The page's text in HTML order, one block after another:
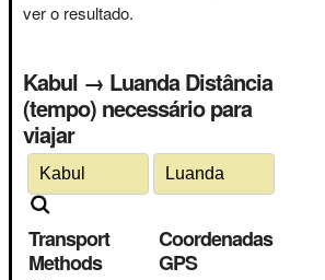
ver o resultado.
Kabul → Luanda Distância
(tempo) necessário para
viajar
Transport
Methods
Coordenadas
GPS